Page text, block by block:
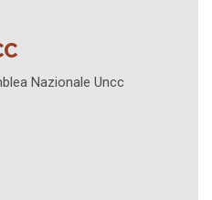
AGGIORNAMENTO
Sintesi contenuti Assemblea 3